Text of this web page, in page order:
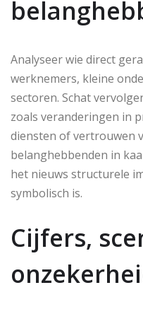
Analyseer wie direct
werknemers, kleine
sectoren. Schat
zoals veranderingen in
diensten of vertrouwen
belanghebbenden in
het nieuws structurele
symbolisch is.
Cijfers,